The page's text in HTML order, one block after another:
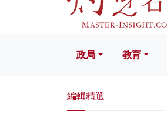
政局 教育
編輯精選